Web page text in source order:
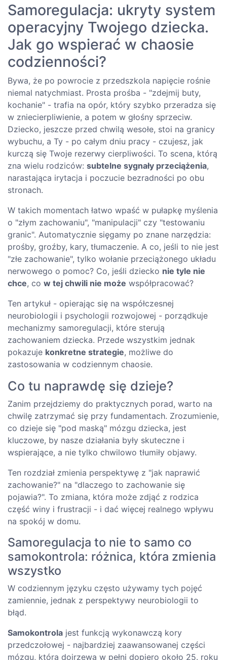
Samoregulacja: ukryty system
operacyjny Twojego dziecka.
Jak go wspierać w chaosie
codzienności?
Bywa, że po powrocie z przedszkola napięcie rośnie
niemal natychmiast. Prosta prośba - "zdejmij buty,
kochanie" - trafia na opór, który szybko przeradza się
w zniecierpliwienie, a potem w głośny sprzeciw.
Dziecko, jeszcze przed chwilą wesołe, stoi na granicy
wybuchu, a Ty - po całym dniu pracy - czujesz, jak
kurczą się Twoje rezerwy cierpliwości. To scena, którą
zna wielu rodziców: subtelne sygnały przeciążenia,
narastająca irytacja i poczucie bezradności po obu
stronach.
W takich momentach łatwo wpaść w pułapkę myślenia
o "złym zachowaniu", "manipulacji" czy "testowaniu
granic". Automatycznie sięgamy po znane narzędzia:
prośby, groźby, kary, tłumaczenie. A co, jeśli to nie jest
"złe zachowanie", tylko wołanie przeciążonego układu
nerwowego o pomoc? Co, jeśli dziecko nie tyle nie
chce, co w tej chwili nie może współpracować?
Ten artykuł - opierając się na współczesnej
neurobiologii i psychologii rozwojowej - porządkuje
mechanizmy samoregulacji, które sterują
zachowaniem dziecka. Przede wszystkim jednak
pokazuje konkretne strategie, możliwe do
zastosowania w codziennym chaosie.
Co tu naprawdę się dzieje?
Zanim przejdziemy do praktycznych porad, warto na
chwilę zatrzymać się przy fundamentach. Zrozumienie,
co dzieje się "pod maską" mózgu dziecka, jest
kluczowe, by nasze działania były skuteczne i
wspierające, a nie tylko chwilowo tłumiły objawy.
Ten rozdział zmienia perspektywę z "jak naprawić
zachowanie?" na "dlaczego to zachowanie się
pojawia?". To zmiana, która może zdjąć z rodzica
część winy i frustracji - i dać więcej realnego wpływu
na spokój w domu.
Samoregulacja to nie to samo co
samokontrola: różnica, która zmienia
wszystko
W codziennym języku często używamy tych pojęć
zamiennie, jednak z perspektywy neurobiologii to
błąd.
Samokontrola jest funkcją wykonawczą kory
przedczołowej - najbardziej zaawansowanej części
mózgu, która dojrzewa w pełni dopiero około 25. roku